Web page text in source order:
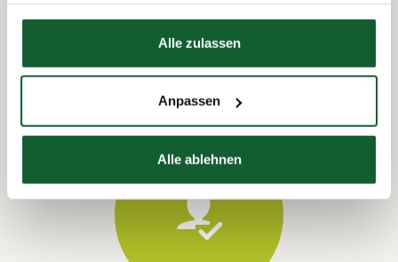
Datenschutzerklärung
Hier finden Sie unser
Alle zulassen
Anpassen
Alle ablehnen